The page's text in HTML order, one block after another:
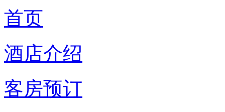
首页
酒店介绍
客房预订